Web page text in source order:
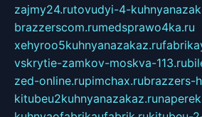
zajmy24.rutovudyi-4-
brazzerscom.rumedsprawo4ka.ru
xehyroo5kuhnyanazakaz.ru
vskrytie-zamkov-moskva-113.ru
zed-online.rupimchax.rubrazzers-
kitubeu2kuhnyanazakaz.ru